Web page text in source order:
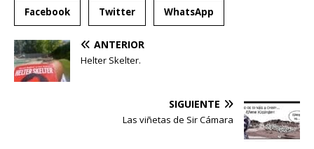
Facebook Twitter WhatsApp
ANTERIOR
Helter Skelter.
SIGUIENTE
Las viñetas de Sir Cámara